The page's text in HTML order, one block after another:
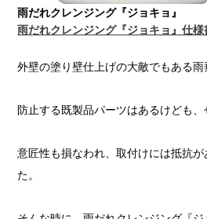
雨だれクレンジング『ジョキョ』
雨だれクレンジング『ジョキョ』仕様
外壁の塗り壁仕上げの大敵でもある雨
防止する既製品パーツはあるけども
意匠性も損なわれ、取付けには抵抗
た。